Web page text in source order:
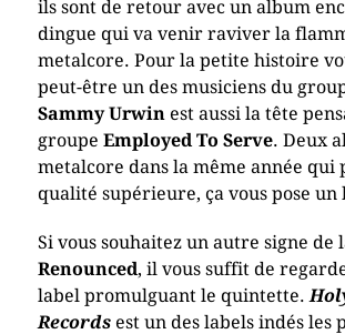
ils sont de retour avec un album
dingue qui va venir raviver la
metalcore. Pour la petite histoire
peut-être un des musiciens du
Sammy Urwinest aussi la tête
groupe Employed To Serve. Deux
metalcore dans la même année qui
qualité supérieure, ça vous pose un
Si vous souhaitez un autre signe de
Renounced, il vous suffit de
label promulguant le quintette.
Recordsest un des labels indés les